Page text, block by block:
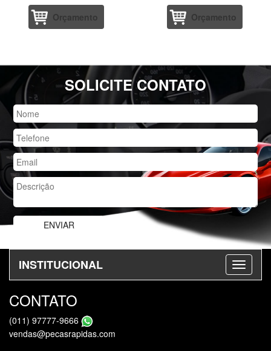
Orçamento
Orçamento
SOLICITE CONTATO
INSTITUCIONAL
CONTATO
(011) 97777-9666
vendas@pecasrapidas.com